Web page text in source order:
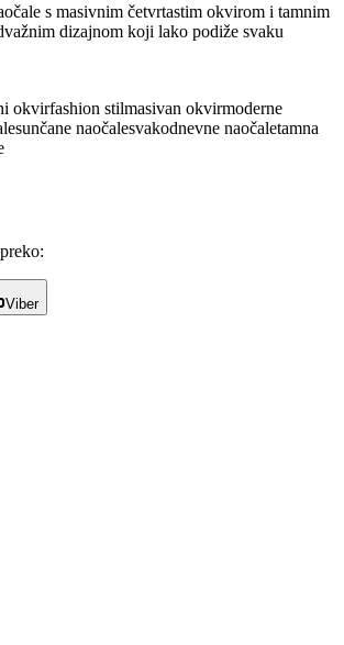
s masivnim četvrtastim okvirom i tamnim
dizajnom koji lako podiže svaku
okvirfashion stilmasivan okvirmoderne
sunčane naočalesvakodnevne naočaletamna
Viber